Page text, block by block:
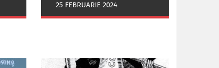
25 FEBRUARIE 2024